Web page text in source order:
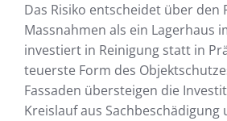
Das Risiko entscheidet über
Massnahmen als ein Lagerhaus
investiert in Reinigung statt in
teuerste Form des
Fassaden übersteigen die
Kreislauf aus